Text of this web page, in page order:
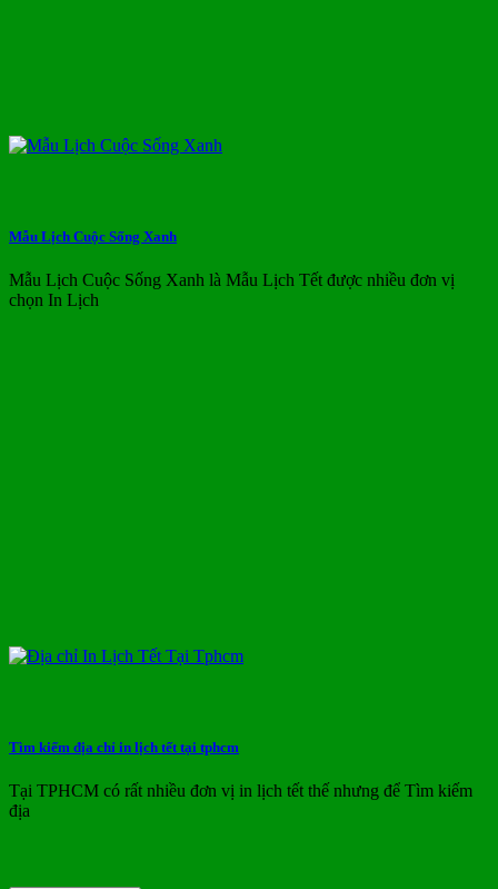
Mẫu Lịch Cuộc Sống Xanh
Mẫu Lịch Cuộc Sống Xanh là Mẫu Lịch Tết được nhiều đơn vị
chọn In Lịch
Tìm kiếm địa chỉ in lịch tết tại tphcm
Tại TPHCM có rất nhiều đơn vị in lịch tết thế nhưng để Tìm kiếm
địa